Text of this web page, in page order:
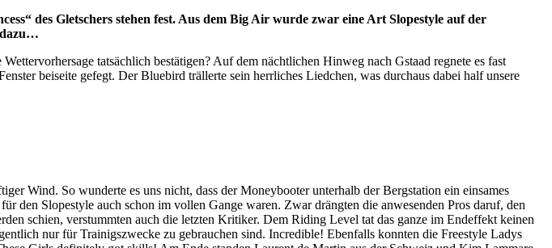
des Gletschers stehen fest. Aus dem Big Air wurde zwar eine Art Slopestyle auf der
dazu…
tatsächlich bestätigen? Auf dem nächtlichen Hinweg nach Gstaad regnete es fast
beiseite gefegt. Der Bluebird trällerte sein herrliches Liedchen, was durchaus dabei half unsere
Wind. So wunderte es uns nicht, dass der Moneybooter unterhalb der Bergstation ein einsames
den Slopestyle auch schon im vollen Gange waren. Zwar drängten die anwesenden Pros daruf, den
schien, verstummten auch die letzten Kritiker. Dem Riding Level tat das ganze im Endeffekt keinen
nur für Trainigszwecke zu gebrauchen sind. Incredible! Ebenfalls konnten die Freestyle Ladys